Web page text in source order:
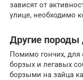
зависят от
улице, необходимо
Другие породы
Помимо гончих, для
борзых и легавых
борзыми на зайца